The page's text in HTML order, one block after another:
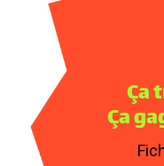
Ça
Ça